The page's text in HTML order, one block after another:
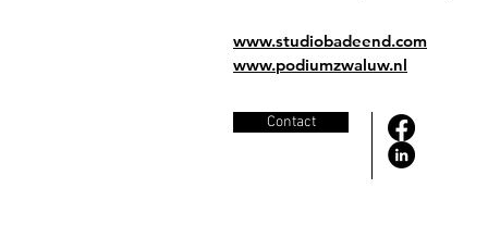
www.studiobadeend.com
www.podiumzwaluw.nl
Contact